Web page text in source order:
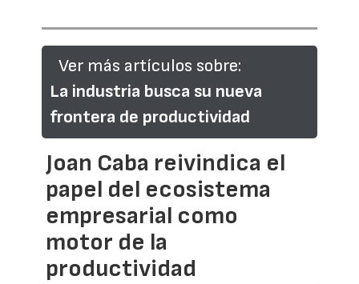
Ver más artículos sobre:
La industria busca su nueva
frontera de productividad
Joan Caba reivindica el
papel del ecosistema
empresarial como
motor de la
productividad